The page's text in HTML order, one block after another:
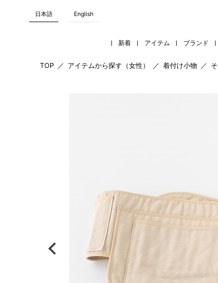
日本語 English
新着 アイテム ブランド
TOP ／ アイテムから探す（女性） ／ 着付け小物 ／